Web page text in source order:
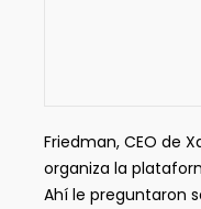
Friedman, CEO de
organiza la
Ahí le preguntaron